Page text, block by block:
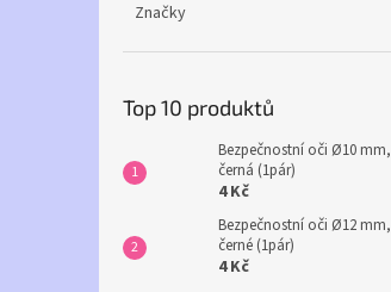
Značky
Top 10 produktů
Bezpečnostní oči Ø10 mm,
černá (1pár)
4 Kč
Bezpečnostní oči Ø12 mm,
černé (1pár)
4 Kč